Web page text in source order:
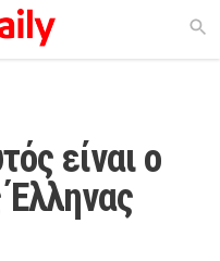
είναι ο
Έλληνας